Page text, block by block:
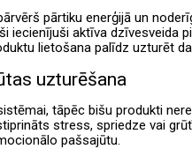
pārtiku enerģijā un
aktīva dzīvesveida
lietošana palīdz uzturēt
uzturēšana
tāpēc bišu produkti
stress, spriedze vai
pašsajūtu.